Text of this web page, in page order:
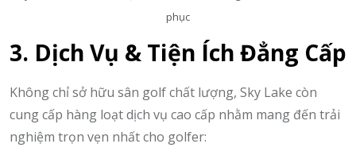
phục
3. Dịch Vụ & Tiện Ích Đẳng Cấp
Không chỉ sở hữu sân golf chất lượng, Sky Lake còn
cung cấp hàng loạt dịch vụ cao cấp nhằm mang đến trải
nghiệm trọn vẹn nhất cho golfer: